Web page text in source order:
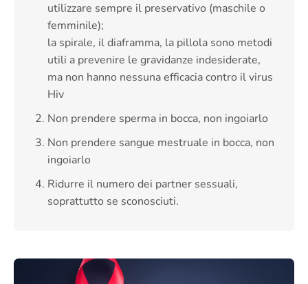
utilizzare sempre il preservativo (maschile o
femminile);
la spirale, il diaframma, la pillola sono metodi
utili a prevenire le gravidanze indesiderate,
ma non hanno nessuna efficacia contro il virus
Hiv
Non prendere sperma in bocca, non ingoiarlo
Non prendere sangue mestruale in bocca, non
ingoiarlo
Ridurre il numero dei partner sessuali,
soprattutto se sconosciuti.